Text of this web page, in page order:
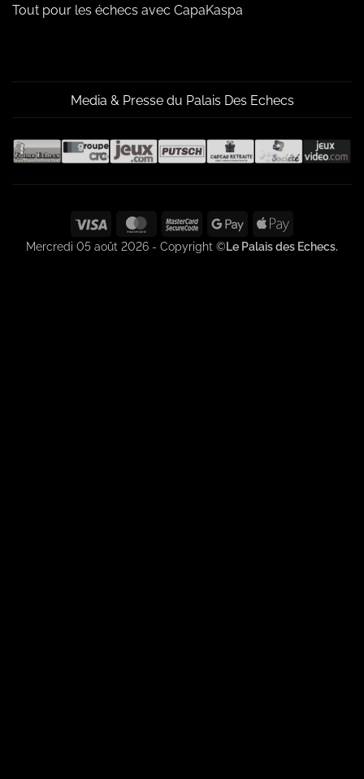
Tout pour les échecs avec CapaKaspa
Media & Presse du Palais Des Echecs
Visa MasterCardMasterCard
2
Google
Pay
Apple
Pay
Mercredi 05 août 2026 - Copyright ©Le Palais des Echecs.